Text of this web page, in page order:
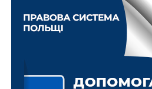
Для підготовки до
створено спеціальний
Критично важливі